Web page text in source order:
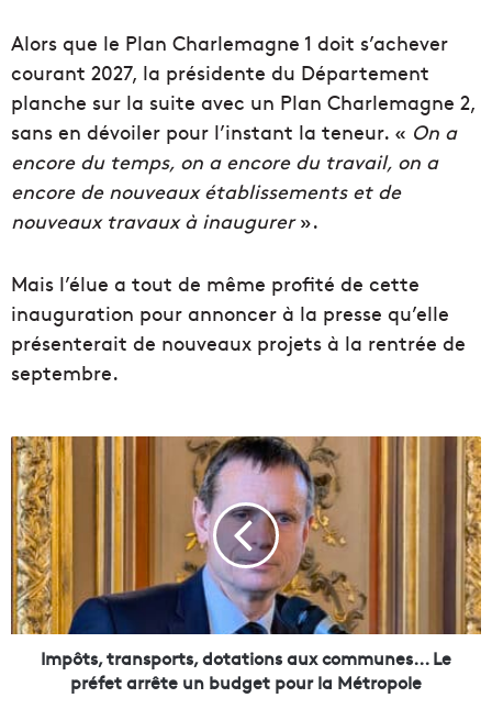
Alors que le Plan Charlemagne 1 doit s’achever
courant 2027, la présidente du Département
planche sur la suite avec un Plan Charlemagne 2,
sans en dévoiler pour l’instant la teneur. « On a
encore du temps, on a encore du travail, on a
encore de nouveaux établissements et de
nouveaux travaux à inaugurer».
Mais l’élue a tout de même profité de cette
inauguration pour annoncer à la presse qu’elle
présenterait de nouveaux projets à la rentrée de
septembre.
I
m
p
ô
t
s
,
t
r
Impôts, transports, dotations aux communes... Le
préfet arrête un budget pour la Métropole